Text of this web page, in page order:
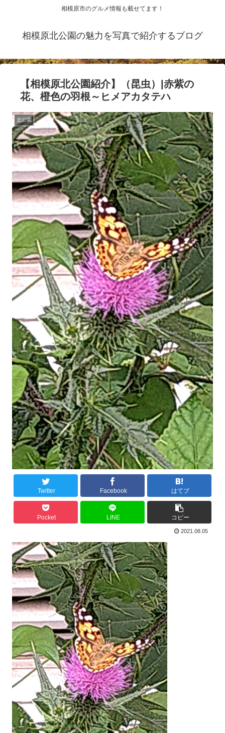
相模原市のグルメ情報も載せてます！
相模原北公園の魅力を写真で紹介するブログ
【相模原北公園紹介】（昆虫）|赤紫の
花、橙色の羽根～ヒメアカタテハ
北公園
Twitter Facebook はてブ
Pocket LINE コピー
2021.08.05